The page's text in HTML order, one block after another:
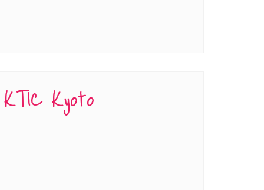
KTIC Kyoto